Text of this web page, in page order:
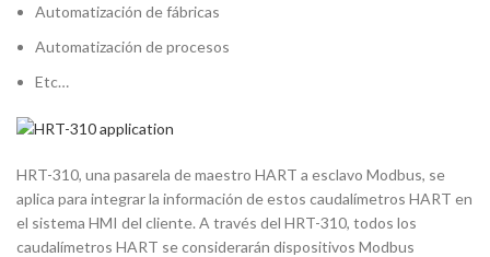
Automatización de fábricas
Automatización de procesos
Etc…
HRT-310, una pasarela de maestro HART a esclavo Modbus, se
aplica para integrar la información de estos caudalímetros HART en
el sistema HMI del cliente. A través del HRT-310, todos los
caudalímetros HART se considerarán dispositivos Modbus